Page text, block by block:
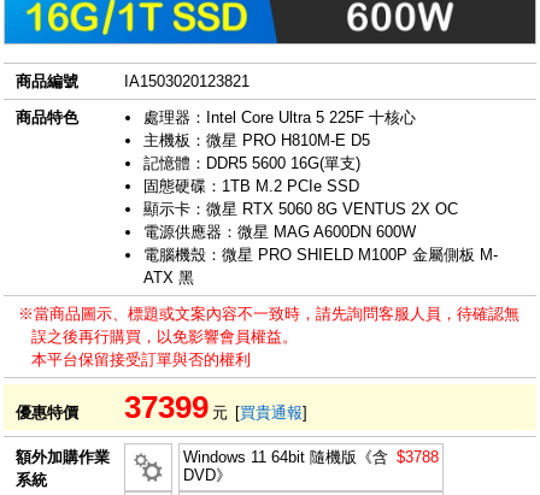
商品編號
IA1503020123821
商品特色
處理器：Intel Core Ultra 5 225F 十核心
主機板：微星 PRO H810M-E D5
記憶體：DDR5 5600 16G(單支)
固態硬碟：1TB M.2 PCIe SSD
顯示卡：微星 RTX 5060 8G VENTUS 2X OC
電源供應器：微星 MAG A600DN 600W
電腦機殼：微星 PRO SHIELD M100P 金屬側板 M-
ATX 黑
※當商品圖示、標題或文案內容不一致時，請先詢問客服人員，待確認無
誤之後再行購買，以免影響會員權益。
本平台保留接受訂單與否的權利
優惠特價 37399 元 [買貴通報]
額外加購作業
系統
Windows 11 64bit 隨機版《含
DVD》
$3788